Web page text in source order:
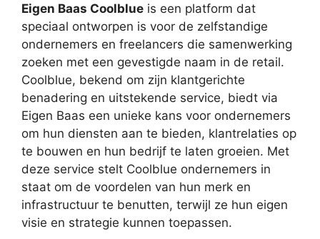
Eigen Baas Coolblue is een platform dat
speciaal ontworpen is voor de zelfstandige
ondernemers en freelancers die samenwerking
zoeken met een gevestigde naam in de retail.
Coolblue, bekend om zijn klantgerichte
benadering en uitstekende service, biedt via
Eigen Baas een unieke kans voor ondernemers
om hun diensten aan te bieden, klantrelaties op
te bouwen en hun bedrijf te laten groeien. Met
deze service stelt Coolblue ondernemers in
staat om de voordelen van hun merk en
infrastructuur te benutten, terwijl ze hun eigen
visie en strategie kunnen toepassen.